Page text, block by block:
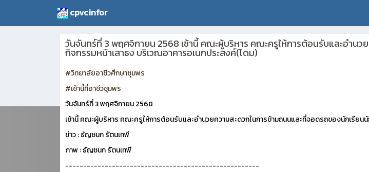
cpvcinfor
วันจันทร์ที่ 3 พฤศจิกายน 2568 เช้านี้ คณะผู้บริหาร คณะครูให้การต้อนรับและอำน
กิจกรรมหน้าเสาธง บริเวณอาคารอเนกประสงค์(โดม)
#วิทยาลัยอาชีวศึกษาชุมพร
#เช้านี้ที่อาชีวชุมพร
วันจันทร์ที่ 3 พฤศจิกายน 2568
เช้านี้ คณะผู้บริหาร คณะครูให้การต้อนรับและอำนวยความสะดวกในการข้ามถนนและที่จอดรถของนักเรีย
ข่าว : ธัญชนก รัตนเทพี
ภาพ : ธัญชนก รัตนเทพี
------------------------------------------------------